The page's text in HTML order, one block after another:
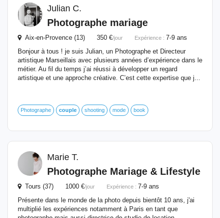
Julian C.
Photographe mariage
Aix-en-Provence (13) 350 €/jour Expérience : 7-9 ans
Bonjour à tous ! je suis Julian, un Photographe et Directeur
artistique Marseillais avec plusieurs années d’expérience dans le
métier. Au fil du temps j’ai réussi à développer un regard
artistique et une approche créative. C’est cette expertise que j...
Photographe couple shooting mode book
Marie T.
Photographe Mariage & Lifestyle
Tours (37) 1000 €/jour Expérience : 7-9 ans
Présente dans le monde de la photo depuis bientôt 10 ans, j'ai
multiplié les expériences notamment à Paris en tant que